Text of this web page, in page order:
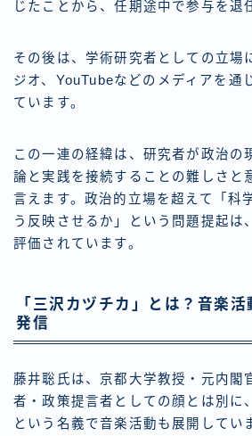
じたことから、任期途中で参与を退
その後は、学術研究者としての立場
ジオ、YouTubeなどのメディアを通
ています。
この一連の経緯は、研究者が政治の
論と実践を接続することの難しさと
言えます。政治的立場を超えて「科
う反映させるか」という問題提起は
評価されています。
「三沢カヅチカ」とは？音楽
発信
藤井聡氏は、京都大学教授・元内閣
者・政策提言者としての顔とは別に、
という名義で音楽活動も展開してい